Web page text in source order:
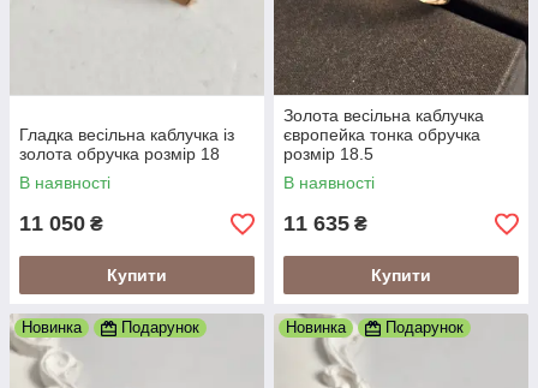
Гладка весільна каблучка із
золота обручка розмір 18
В наявності
11 050 ₴
Купити
Золота весільна каблучка
європейка тонка обручка
розмір 18.5
В наявності
11 635 ₴
Купити
Новинка Подарунок Новинка Подарунок